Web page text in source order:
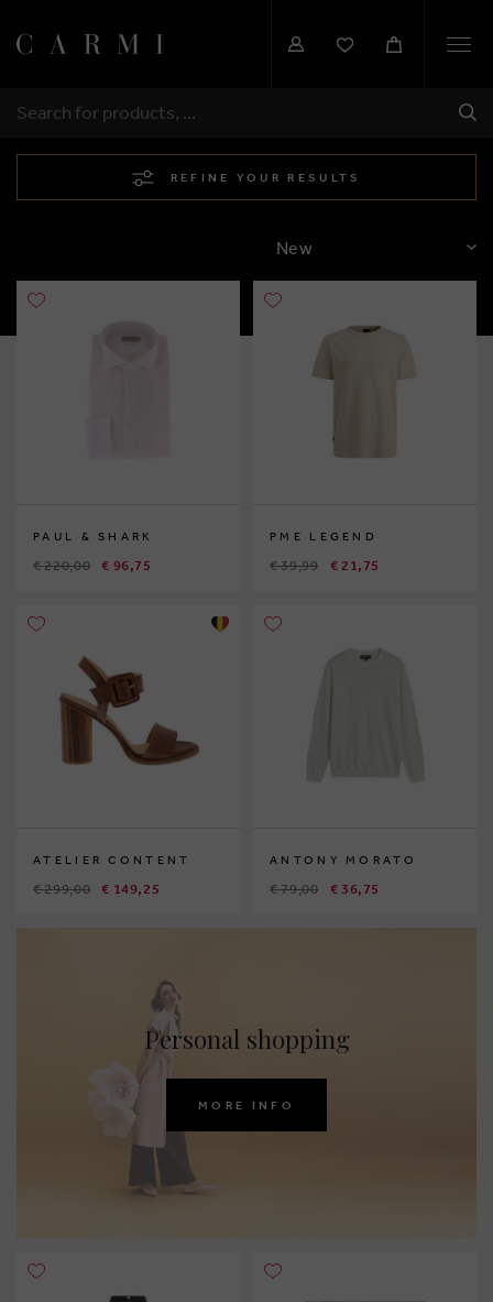
SEARCH
REFINE YOUR RESULTS
SORT
PAUL & SHARK
€ 220,00 € 96,75
PME LEGEND
€ 39,99 € 21,75
ATELIER CONTENT
€ 299,00 € 149,25
ANTONY MORATO
€ 79,00 € 36,75
Personal shopping
MORE INFO